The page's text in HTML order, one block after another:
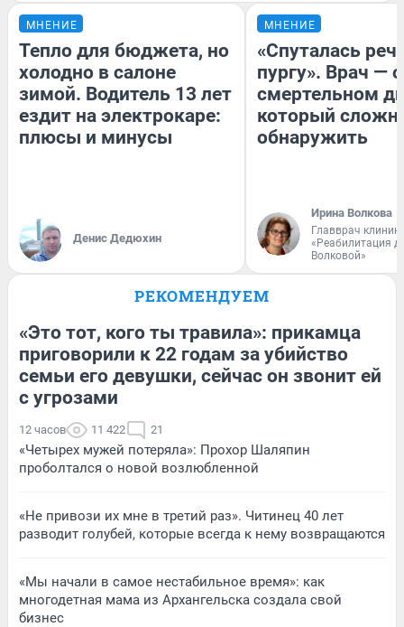
МНЕНИЕ
Тепло для бюджета, но
холодно в салоне
зимой. Водитель 13 лет
ездит на электрокаре:
плюсы и минусы
Денис Дедюхин
МНЕНИЕ
«Спуталась
пургу». Врач — о
смертельном
который
обнаружить
Ирина Волкова
Главврач
«Реабилитация
Волковой»
РЕКОМЕНДУЕМ
«Это тот, кого ты травила»: прикамца
приговорили к 22 годам за убийство
семьи его девушки, сейчас он звонит ей
с угрозами
12 часов 11 422 21
«Четырех мужей потеряла»: Прохор Шаляпин
проболтался о новой возлюбленной
«Не привози их мне в третий раз». Читинец 40 лет
разводит голубей, которые всегда к нему возвращаются
«Мы начали в самое нестабильное время»: как
многодетная мама из Архангельска создала свой
бизнес